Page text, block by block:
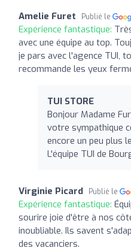
Amelie Furet Publié le
Expérience fantastique:
avec une équipe au top.
je pars avec l'agence TUI,
recommande les yeux
TUI STORE
Bonjour Madame
votre sympathique
encore un peu plus
L'équipe TUI de
Virginie Picard Publié le
Expérience fantastique:
sourire joie d'être à nos
inoubliable. Ils savent
des vacanciers.